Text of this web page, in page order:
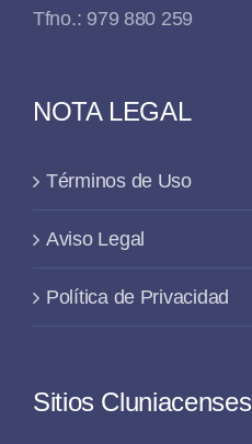
Tfno.: 979 880 259
NOTA LEGAL
Términos de Uso
Aviso Legal
Política de Privacidad
Sitios Cluniacenses